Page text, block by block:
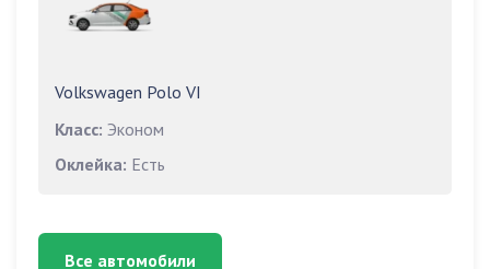
Volkswagen Polo VI
Класс: Эконом
Оклейка: Есть
Все автомобили